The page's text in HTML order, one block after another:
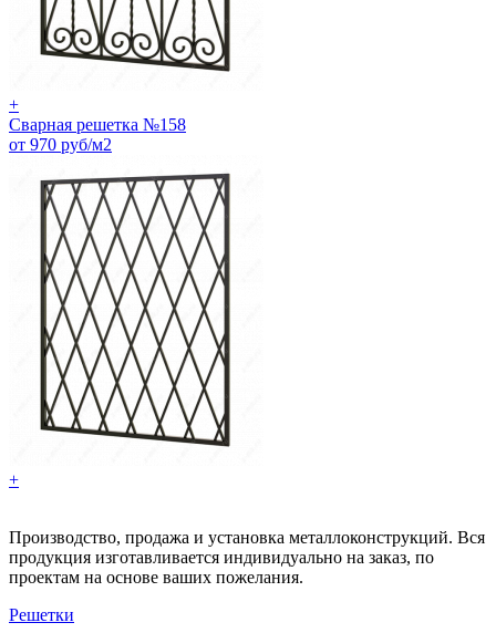
+
Сварная решетка №158
от 970 руб/м2
+
Производство, продажа и установка металлоконструкций. Вся
продукция изготавливается индивидуально на заказ, по
проектам на основе ваших пожелания.
Решетки